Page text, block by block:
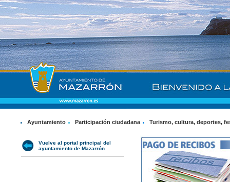
Ayuntamiento Participación ciudadana Turismo, cultura, deportes,
Vuelve al portal principal del
ayuntamiento de Mazarrón